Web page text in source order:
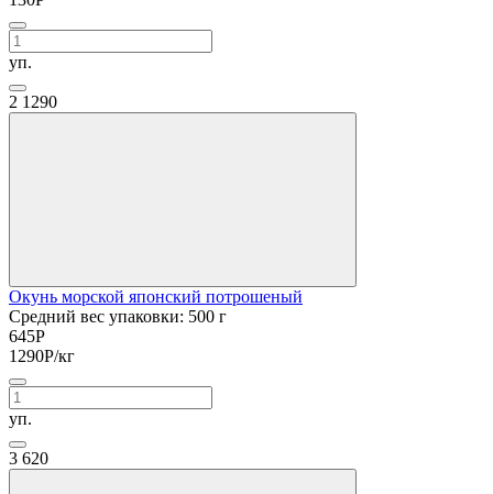
уп.
2 1290
Окунь морской японский потрошеный
Средний вес упаковки: 500 г
645Р
1290Р/кг
уп.
3 620